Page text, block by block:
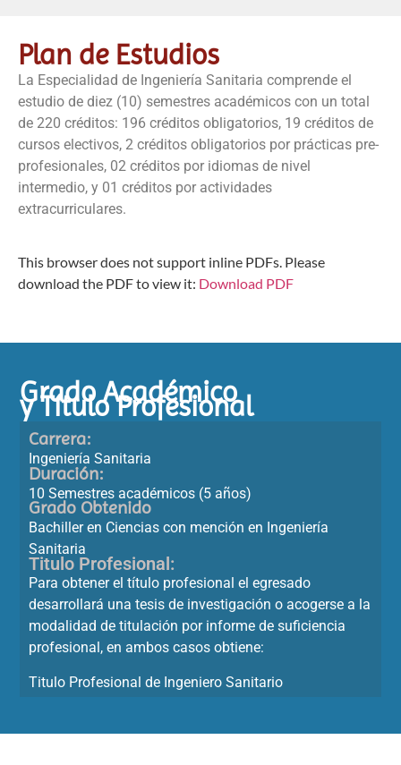
Plan de Estudios
La Especialidad de Ingeniería Sanitaria comprende el
estudio de diez (10) semestres académicos con un total
de 220 créditos: 196 créditos obligatorios, 19 créditos de
cursos electivos, 2 créditos obligatorios por prácticas pre-
profesionales, 02 créditos por idiomas de nivel
intermedio, y 01 créditos por actividades
extracurriculares.
This browser does not support inline PDFs. Please
download the PDF to view it: Download PDF
Grado Académico
y Título Profesional
Carrera:
Ingeniería Sanitaria
Duración:
10 Semestres académicos (5 años)
Grado Obtenido
Bachiller en Ciencias con mención en Ingeniería
Sanitaria
Titulo Profesional:
Para obtener el título profesional el egresado
desarrollará una tesis de investigación o acogerse a la
modalidad de titulación por informe de suficiencia
profesional, en ambos casos obtiene:
Titulo Profesional de Ingeniero Sanitario